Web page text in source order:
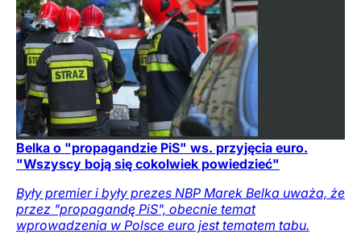
Belka o "propagandzie PiS" ws. przyjęcia euro.
"Wszyscy boją się cokolwiek powiedzieć"
Były premier i były prezes NBP Marek Belka uważa, że
przez "propagandę PiS", obecnie temat
wprowadzenia w Polsce euro jest tematem tabu.